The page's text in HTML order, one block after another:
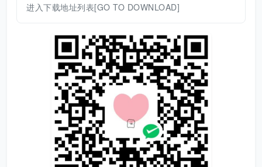
进入下载地址列表[GO TO DOWNLOAD]